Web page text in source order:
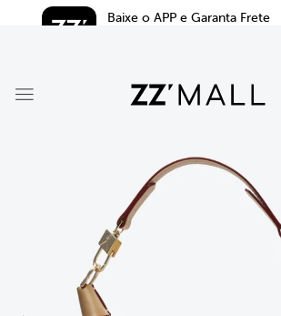
Baixe o APP e Garanta Frete